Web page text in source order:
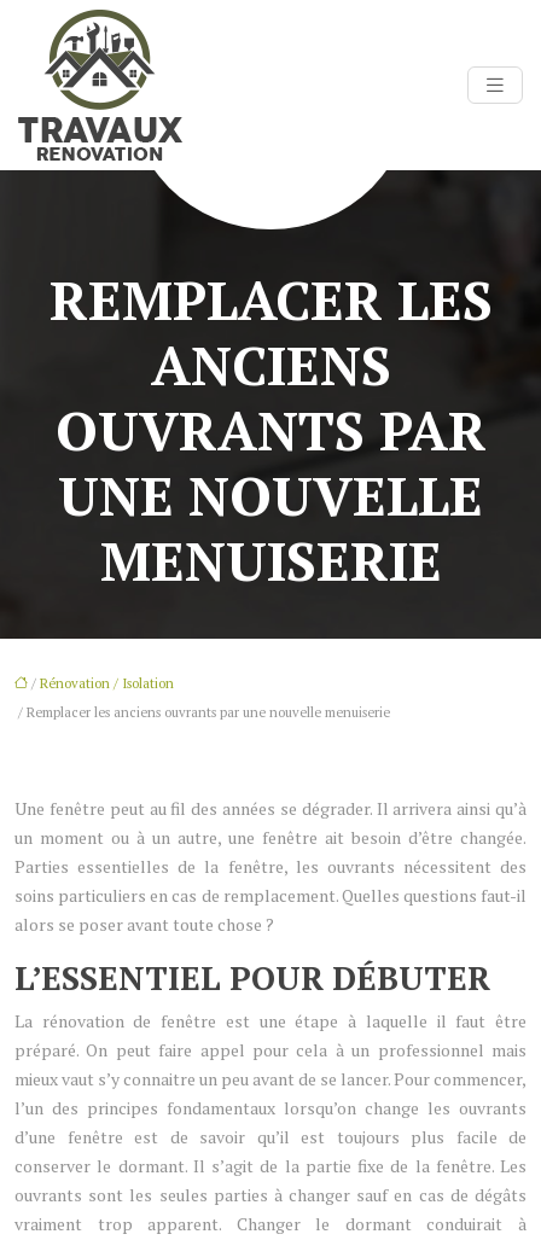
REMPLACER LES
ANCIENS
OUVRANTS PAR
UNE NOUVELLE
MENUISERIE
/ Rénovation / Isolation
/ Remplacer les anciens ouvrants par une nouvelle menuiserie
Une fenêtre peut au fil des années se dégrader. Il arrivera ainsi qu’à
un moment ou à un autre, une fenêtre ait besoin d’être changée.
Parties essentielles de la fenêtre, les ouvrants nécessitent des
soins particuliers en cas de remplacement. Quelles questions faut-il
alors se poser avant toute chose ?
L’ESSENTIEL POUR DÉBUTER
La rénovation de fenêtre est une étape à laquelle il faut être
préparé. On peut faire appel pour cela à un professionnel mais
mieux vaut s’y connaitre un peu avant de se lancer. Pour commencer,
l’un des principes fondamentaux lorsqu’on change les ouvrants
d’une fenêtre est de savoir qu’il est toujours plus facile de
conserver le dormant. Il s’agit de la partie fixe de la fenêtre. Les
ouvrants sont les seules parties à changer sauf en cas de dégâts
vraiment trop apparent. Changer le dormant conduirait à